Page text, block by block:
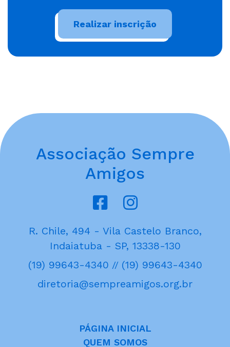
Associação Sempre
Amigos
R. Chile, 494 - Vila Castelo Branco,
Indaiatuba - SP, 13338-130
(19) 99643-4340 // (19) 99643-4340
diretoria@sempreamigos.org.br
PÁGINA INICIAL
QUEM SOMOS